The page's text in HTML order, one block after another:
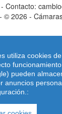
Contacto:
- © 2026 -
utiliza cookies
pueden
anuncios